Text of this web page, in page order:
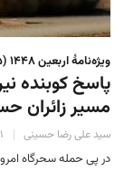
ویژه‌نامهٔ اربعین ۱۴۴۸ (۱۴۰۵) ـ ۲۲
پاسخ کوبنده
مسیر زائران
سید علی رضا حسینی ۱ مرداد ۱۴۰۵
در پی حمله سحرگاه